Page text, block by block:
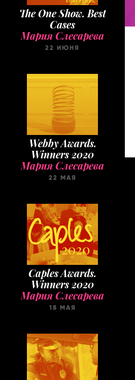
The One Show. Best
Cases
Мария Слесарева
22 ИЮНЯ
Webby Awards.
Winners 2020
Мария Слесарева
22 МАЯ
Caples Awards.
Winners 2020
Мария Слесарева
18 МАЯ